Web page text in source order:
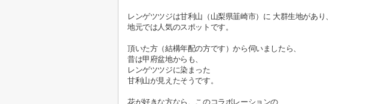
レンゲツツジは甘利山（山梨県韮崎市）に 大群生地があり、
地元では人気のスポットです。
頂いた方（結構年配の方です）から伺いましたら、
昔は甲府盆地からも、
レンゲツツジに染まった
甘利山が見えたそうです。
花が好きな方なら、このコラボレーションの